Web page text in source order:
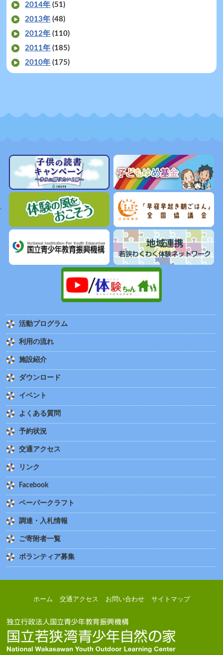
2014年 (51)
2013年 (48)
2012年 (110)
2011年 (185)
2010年 (175)
活動プログラム
利用の流れ
施設紹介
ダウンロード
イベント
よくある質問
予約状況
交通アクセス
リンク
Facebook
ペーパークラフト
調達・入札情報
ご寄附者一覧
ボランティア募集
ホーム 交通アクセス お問い合わせ サイトマップ